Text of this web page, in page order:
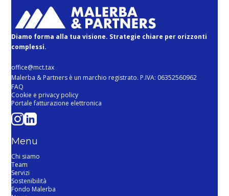
Diamo forma alla tua visione. Strategie chiare per orizzonti
complessi.
office@mct.tax
Malerba & Partners è un marchio registrato. P.IVA: 06352560962
FAQ
Cookie e privacy policy
Portale fatturazione elettronica
Menu
Chi siamo
Team
Servizi
Sostenibilità
Fondo Malerba